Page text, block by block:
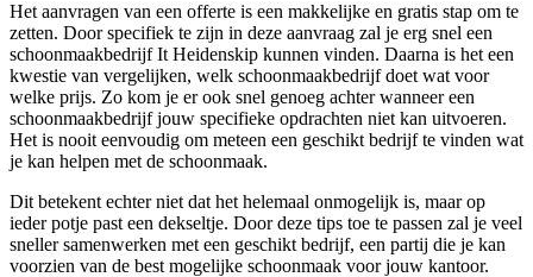
Het aanvragen van een offerte is een makkelijke en gratis stap om te
zetten. Door specifiek te zijn in deze aanvraag zal je erg snel een
schoonmaakbedrijf It Heidenskip kunnen vinden. Daarna is het een
kwestie van vergelijken, welk schoonmaakbedrijf doet wat voor
welke prijs. Zo kom je er ook snel genoeg achter wanneer een
schoonmaakbedrijf jouw specifieke opdrachten niet kan uitvoeren.
Het is nooit eenvoudig om meteen een geschikt bedrijf te vinden wat
je kan helpen met de schoonmaak.
Dit betekent echter niet dat het helemaal onmogelijk is, maar op
ieder potje past een dekseltje. Door deze tips toe te passen zal je veel
sneller samenwerken met een geschikt bedrijf, een partij die je kan
voorzien van de best mogelijke schoonmaak voor jouw kantoor.